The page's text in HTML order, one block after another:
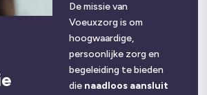
De missie van
Voeuxzorg is om
hoogwaardige,
persoonlijke zorg en
begeleiding te bieden
die naadloos aansluit